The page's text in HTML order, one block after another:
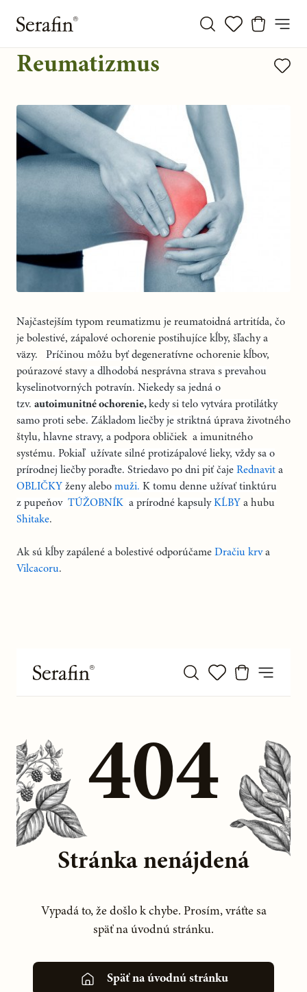
Reumatizmus
Najčastejším typom reumatizmu je reumatoidná artritída, čo
je bolestivé, zápalové ochorenie postihujíce kĺby, šľachy a
väzy. Príčinou môžu byťdegeneratívne ochorenie kĺbov,
poúrazové stavy a dlhodobá nesprávna strava s prevahou
kyselinotvorných potravín. Niekedy sa jedná o
tzv. autoimunitnéochorenie,kedy si telo vytvára protilátky
samo proti sebe. Základom liečby je striktná úprava životného
štylu, hlavne stravy, a podpora obličiek a imunitného
systému. Pokiaľ užívate silné protizápalové lieky, vždy sa o
prírodnej liečby poraďte. Striedavo po dni piť čaje Rednavit a
OBLIČKY ženy alebo muži. K tomu denne užívať tinktúru
z pupeňov TÚŽOBNÍK a prírodné kapsulyKĹBY a hubu
Shitake.
Ak sú kĺby zapálené a bolestivé odporúčame Dračiu krva
Vilcacoru.